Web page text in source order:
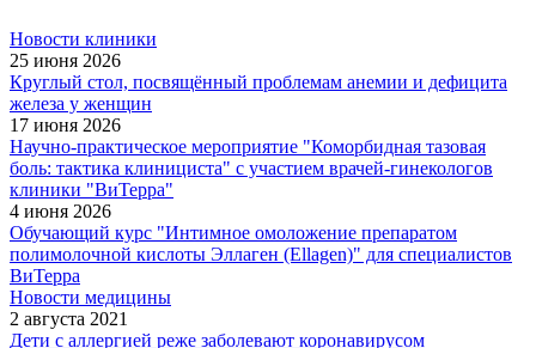
Новости клиники
25 июня 2026
Круглый стол, посвящённый проблемам анемии и дефицита
железа у женщин
17 июня 2026
Научно-практическое мероприятие "Коморбидная тазовая
боль: тактика клинициста" с участием врачей-гинекологов
клиники "ВиТерра"
4 июня 2026
Обучающий курс "Интимное омоложение препаратом
полимолочной кислоты Эллаген (Ellagen)" для специалистов
ВиТерра
Новости медицины
2 августа 2021
Дети с аллергией реже заболевают коронавирусом